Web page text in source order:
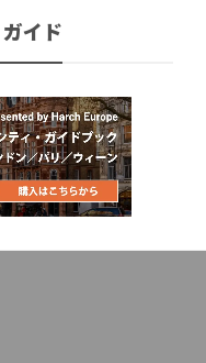
イド